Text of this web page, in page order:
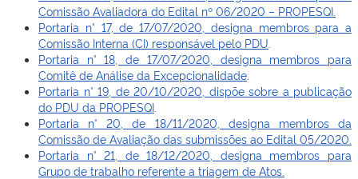
Comissão Avaliadora do Edital nº 06/2020 – PROPESQI.
Portaria n° 17, de 17/07/2020, designa membros para a
Comissão Interna (CI) responsável pelo PDU
Portaria n° 18, de 17/07/2020, designa membros para
Comitê de Análise da Excepcionalidade
Portaria n° 19, de 20/10/2020, dispõe sobre a publicação
do PDU da PROPESQI
Portaria n° 20, de 18/11/2020, designa membros da
Comissão de Avaliação das submissões ao Edital 05/2020.
Portaria n° 21, de 18/12/2020, designa membros para
Grupo de trabalho referente a triagem de Atos.